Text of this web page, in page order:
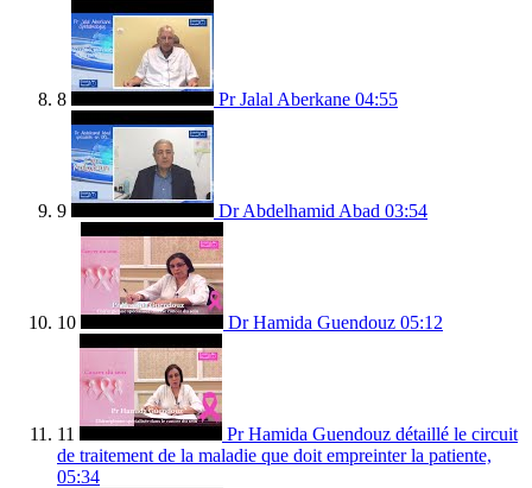
8 Pr Jalal Aberkane 04:55
9 Dr Abdelhamid Abad 03:54
10 Dr Hamida Guendouz 05:12
11
Pr Hamida Guendouz détaillé le circuit
de traitement de la maladie que doit empreinter la patiente,
05:34